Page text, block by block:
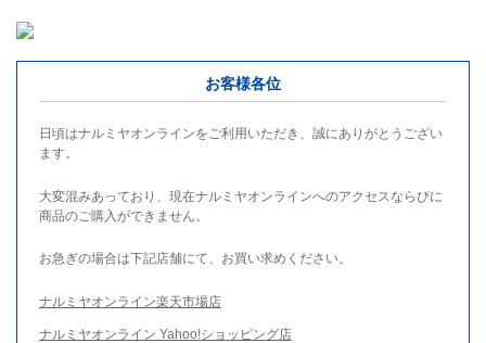
お客様各位
日頃はナルミヤオンラインをご利用いただき、誠にありがとうござい
ます。
大変混みあっており、現在ナルミヤオンラインへのアクセスならびに
商品のご購入ができません。
お急ぎの場合は下記店舗にて、お買い求めください。
ナルミヤオンライン楽天市場店
ナルミヤオンライン Yahoo!ショッピング店